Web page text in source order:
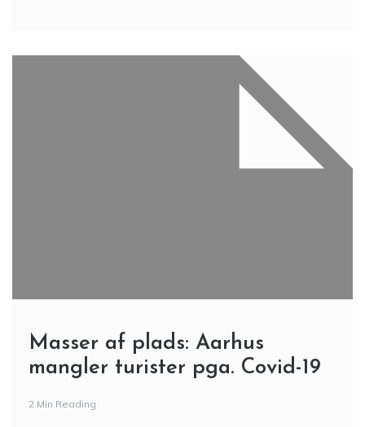
Masser af plads: Aarhus
mangler turister pga. Covid-19
2 Min Reading